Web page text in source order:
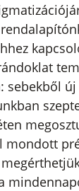
sebekből új
mondott